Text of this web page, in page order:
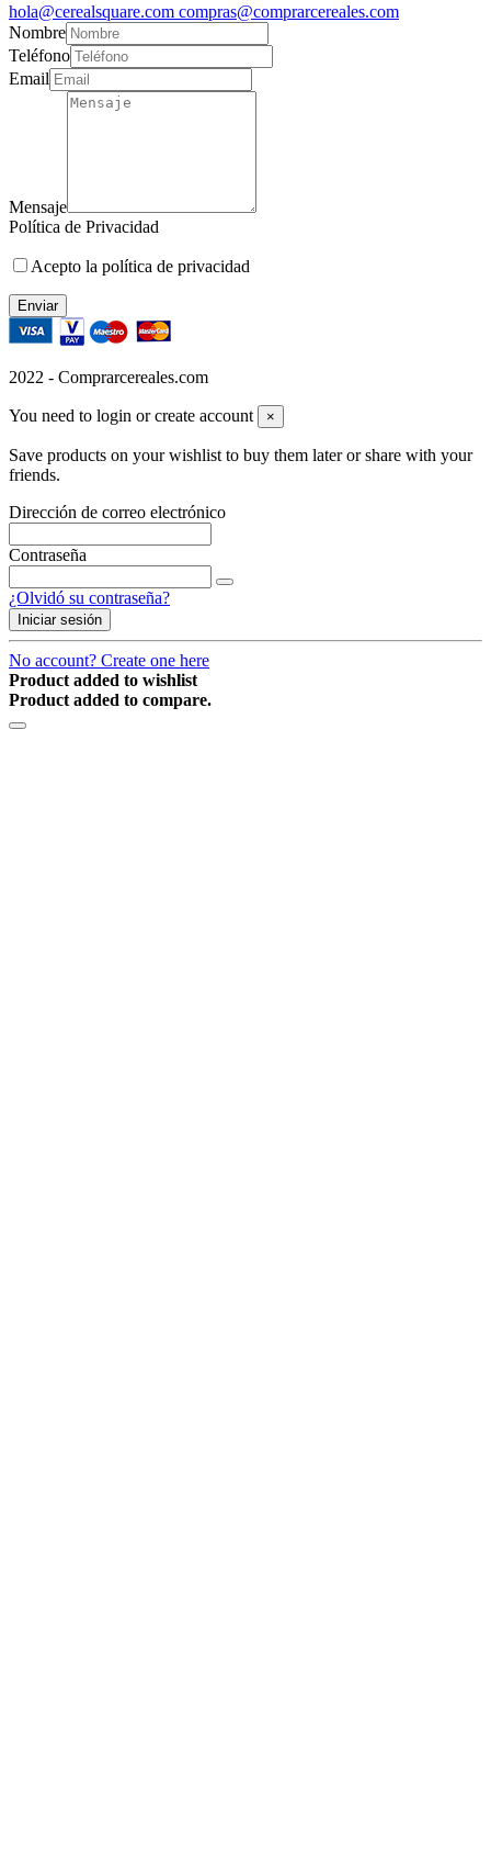
hola@cerealsquare.com compras@comprarcereales.com
Nombre
Teléfono
Email
Mensaje
Política de Privacidad
Acepto la política de privacidad
Enviar
2022 - Comprarcereales.com
You need to login or create account ×
Save products on your wishlist to buy them later or share with your
friends.
Dirección de correo electrónico
Contraseña
¿Olvidó su contraseña?
Iniciar sesión
No account? Create one here
Product added to wishlist
Product added to compare.